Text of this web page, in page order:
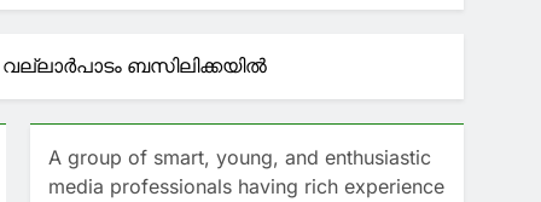
12 ലക്ഷം രൂപയുമായി
‘പോരടിച്ച്’ വിജയ്‌യും
വല്ലാർപാടം ബസിലിക്കയിൽ
A group of smart, young, and enthusiastic
media professionals having rich experience